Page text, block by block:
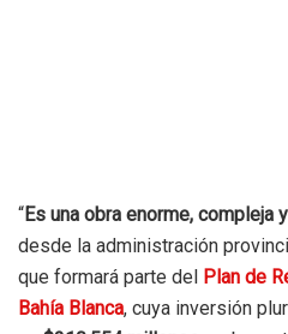
“Es una obra enorme, compleja
desde la administración
que formará parte del Plan de
Bahía Blanca, cuya inversión